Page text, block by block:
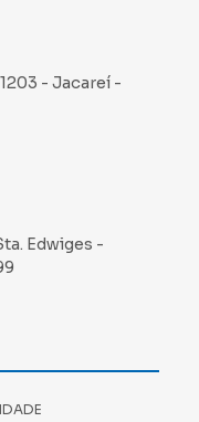
- Jacareí -
Edwiges -